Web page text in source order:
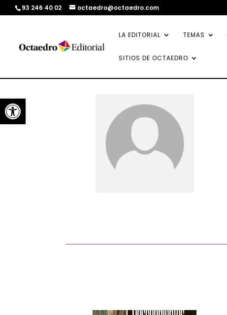
Abrir barra de herramientas
93 246 40 02 octaedro@octaedro.com
LA EDITORIAL TEMAS
SITIOS DE OCTAEDRO